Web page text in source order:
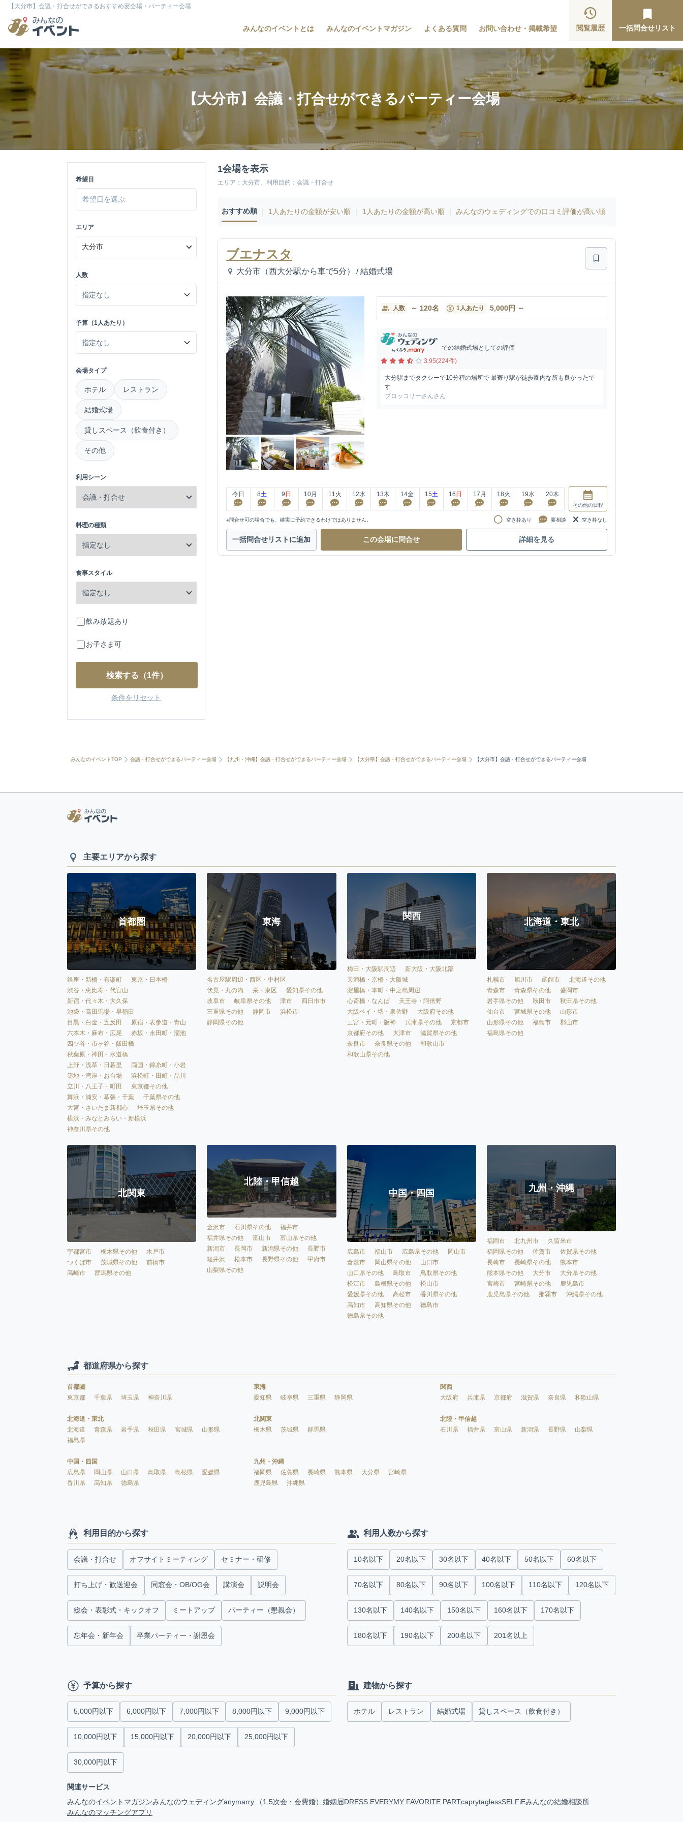
【大分市】会議・打合せができるおすすめ宴会場・パーティー会場
みんなのイベントとは みんなのイベントマガジン よくある質問 お問い合わせ・掲載希望 閲覧履歴 一括問合せリスト
【大分市】会議・打合せができるパーティー会場
希望日
エリア
人数
予算（1人あたり）
会場タイプ
ホテル レストラン
結婚式場
貸しスペース（飲食付き）
その他
利用シーン
料理の種類
食事スタイル
飲み放題あり
お子さま可
検索する （1件）
条件をリセット
1会場を表示
エリア：大分市、利用目的：会議・打合せ
おすすめ順 1人あたりの金額が安い順 1人あたりの金額が高い順 みんなのウェディングでの口コミ評価が高い順
ブエナスタ
大分市（西大分駅から車で5分） / 結婚式場
人数 ～ 120名 1人あたり 5,000円 ～
での結婚式場としての評価
3.95(224件)
大分駅までタクシーで10分程の場所で 最寄り駅が徒歩圏内な所も良かったで
す
ブロッコリーさんさん
今日 8土 9 日 10月 11 火 12水 13木 14金 15土 16 日 17 月 18火 19水 20木
その他の日程
※問合せ可の場合でも、確実に予約できるわけではありません。 空き枠あり 要相談 空き枠なし
一括問合せリストに追加 この会場に問合せ 詳細を見る
みんなのイベントTOP 会議・打合せができるパーティー会場 【九州・沖縄】会議・打合せができるパーティー会場 【大分県】会議・打合せができるパーティー会場 【大分市】会議・打合せができるパーティー会場
主要エリアから探す
首都圏
銀座・新橋・有楽町
東京・日本橋
渋谷・恵比寿・代官山
新宿・代々木・大久保
池袋・高田馬場・早稲田
目黒・白金・五反田
原宿・表参道・青山
六本木・麻布・広尾
赤坂・永田町・溜池
四ツ谷・市ヶ谷・飯田橋
秋葉原・神田・水道橋
上野・浅草・日暮里
両国・錦糸町・小岩
築地・湾岸・お台場
浜松町・田町・品川
立川・八王子・町田
東京都その他
舞浜・浦安・幕張・千葉
千葉県その他
大宮・さいたま新都心
埼玉県その他
横浜・みなとみらい・新横浜
神奈川県その他
東海
名古屋駅周辺・西区・中村区
伏見・丸の内
栄・東区
愛知県その他
岐阜市
岐阜県その他 津市
四日市市
三重県その他
静岡市
浜松市
静岡県その他
関西
梅田・大阪駅周辺
新大阪・大阪北部
天満橋・京橋・大阪城
淀屋橋・本町・中之島周辺
心斎橋・なんば
天王寺・阿倍野
大阪ベイ・堺・泉佐野
大阪府その他
三宮・元町・阪神
兵庫県その他
京都市
京都府その他
大津市
滋賀県その他
奈良市
奈良県その他
和歌山市
和歌山県その他
北海道・東北
札幌市 旭川市 函館市
北海道その他
青森市
青森県その他
盛岡市
岩手県その他
秋田市
秋田県その他
仙台市
宮城県その他
山形市
山形県その他
福島市
郡山市
福島県その他
北関東
宇都宮市 栃木県その他
水戸市
つくば市
茨城県その他
前橋市
高崎市
群馬県その他
北陸・甲信越
金沢市 石川県その他
福井市
福井県その他
富山市
富山県その他
新潟市
長岡市 新潟県その他
長野市
軽井沢
松本市 長野県その他
甲府市
山梨県その他
中国・四国
広島市 福山市 広島県その他
岡山市
倉敷市
岡山県その他
山口市
山口県その他
鳥取市
鳥取県その他
松江市
島根県その他
松山市
愛媛県その他
高松市
香川県その他
高知市
高知県その他
徳島市
徳島県その他
九州・沖縄
福岡市 北九州市
久留米市
福岡県その他
佐賀市
佐賀県その他
長崎市
長崎県その他
熊本市
熊本県その他
大分市
大分県その他
宮崎市
宮崎県その他
鹿児島市
鹿児島県その他
那覇市 沖縄県その他
都道府県から探す
首都圏
東京都
千葉県 埼玉県 神奈川県
東海
愛知県
岐阜県 三重県 静岡県
関西
大阪府
兵庫県 京都府 滋賀県 奈良県 和歌山県
北海道・東北
北海道
青森県 岩手県 秋田県 宮城県
山形県
福島県
北関東
栃木県
茨城県 群馬県
北陸・甲信越
石川県
福井県 富山県 新潟県 長野県 山梨県
中国・四国
広島県
岡山県 山口県 鳥取県 島根県
愛媛県
香川県
高知県 徳島県
九州・沖縄
福岡県
佐賀県 長崎県 熊本県 大分県
宮崎県
鹿児島県
沖縄県
利用目的から探す
会議・打合せ オフサイトミーティング セミナー・研修
打ち上げ・歓送迎会 同窓会・OB/OG会 講演会 説明会
総会・表彰式・キックオフ ミートアップ パーティー（懇親会）
忘年会・新年会 卒業パーティー・謝恩会
利用人数から探す
10名以下 20名以下 30名以下 40名以下 50名以下 60名以下
70名以下 80名以下 90名以下 100名以下 110名以下 120名以下
130名以下 140名以下 150名以下 160名以下 170名以下
180名以下 190名以下 200名以下 201名以上
予算から探す
5,000円以下 6,000円以下 7,000円以下 8,000円以下 9,000円以下
10,000円以下 15,000円以下 20,000円以下 25,000円以下
30,000円以下
建物から探す
ホテル レストラン 結婚式場 貸しスペース（飲食付き）
関連サービス
みんなのイベントマガジンみんなのウェディングanymarry.（1.5次会・会費婚） 婚姻届DRESS EVERYMY FAVORITE PARTcaprytaglessSELFiEみんなの結婚相談所
みんなのマッチングアプリ